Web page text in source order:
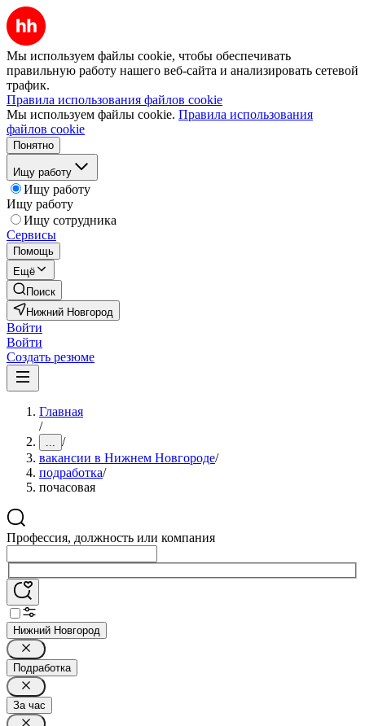
Мы используем файлы cookie, чтобы обеспечивать
правильную работу нашего веб-сайта и анализировать сетевой
трафик.
Правила использования файлов cookie
Мы используем файлы cookie. Правила использования
файлов cookie
Понятно
Ищу работу
Ищу работу
Ищу работу
Ищу сотрудника
Сервисы
Помощь
Ещё
Поиск
Нижний Новгород
Войти
Войти
Создать резюме
Главная
/
... /
вакансии в Нижнем Новгороде/
подработка/
почасовая
Профессия, должность или компания
Нижний Новгород
Подработка
За час